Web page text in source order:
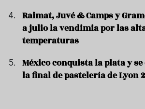
Raimat, Juvé & Camps y
a julio la vendimia por las
temperaturas
México conquista la plata y
la final de pastelería de Lyon